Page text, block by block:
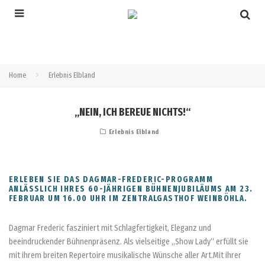
Home Erlebnis Elbland
„NEIN, ICH BEREUE NICHTS!“
Erlebnis Elbland
ERLEBEN SIE DAS DAGMAR-FREDERIC-PROGRAMM
ANLÄSSLICH IHRES 60-JÄHRIGEN BÜHNENJUBILÄUMS AM 23.
FEBRUAR UM 16.00 UHR IM ZENTRALGASTHOF WEINBÖHLA.
Dagmar Frederic fasziniert mit Schlagfertigkeit, Eleganz und
beeindruckender Bühnenpräsenz. Als vielseitige „Show Lady“ erfüllt sie
mit ihrem breiten Repertoire musikalische Wünsche aller Art.Mit ihrer